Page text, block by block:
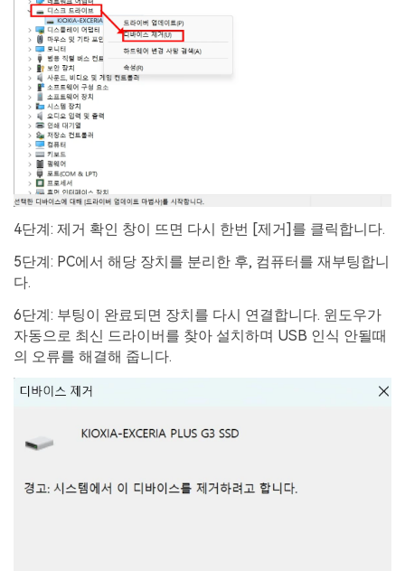
4단계: 제거 확인 창이 뜨면 다시 한번 [제거]를 클릭합니다.
5단계: PC에서 해당 장치를 분리한 후, 컴퓨터를 재부팅합니
다.
6단계: 부팅이 완료되면 장치를 다시 연결합니다. 윈도우가
자동으로 최신 드라이버를 찾아 설치하며 USB 인식 안될때
의 오류를 해결해 줍니다.